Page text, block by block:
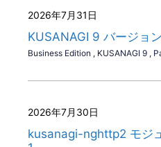
2026年7月31日
KUSANAGI 9 バージョ
Business Edition , KUSANAGI 9 ,
2026年7月30日
kusanagi-nghttp2 モジ